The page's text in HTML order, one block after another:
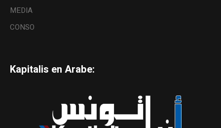
MEDIA
CONSO
Kapitalis en Arabe: